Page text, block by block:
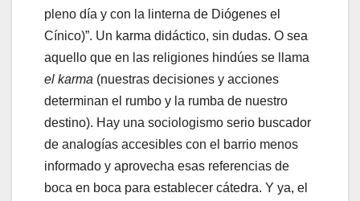
pleno día y con la linterna de Diógenes el
Cínico)”. Un karma didáctico, sin dudas. O sea
aquello que en las religiones hindúes se llama
el karma (nuestras decisiones y acciones
determinan el rumbo y la rumba de nuestro
destino). Hay una sociologismo serio buscador
de analogías accesibles con el barrio menos
informado y aprovecha esas referencias de
boca en boca para establecer cátedra. Y ya, el